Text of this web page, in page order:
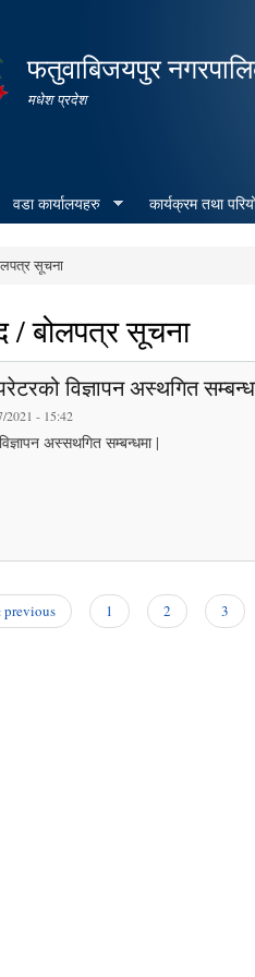
फतुवाबिजयपुर
मधेश प्रदेश
वडा कार्यालयहरु कार्यक्रम तथा
सूचना
/ बोलपत्र सूचना
विज्ञापन अस्थगित
2021 - 15:42
अस्सथगित सम्बन्धमा |
previous 1 2 3